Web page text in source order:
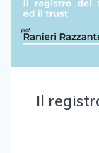
Il